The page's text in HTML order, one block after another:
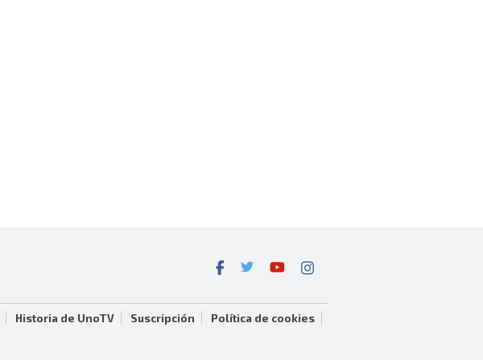
Historia de UnoTV Suscripción
Política de cookies